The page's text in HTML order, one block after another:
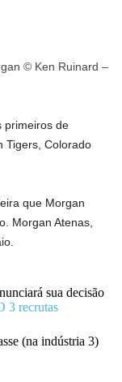
© Ken Ruinard –
primeiros de
Tigers, Colorado
que Morgan
Morgan Atenas,
sua decisão
3 recrutas
(na indústria 3)